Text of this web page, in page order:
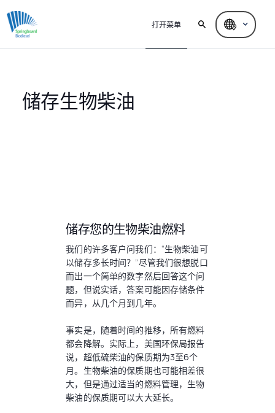
打开菜单
储存生物柴油
储存您的生物柴油燃料
我们的许多客户问我们：“生物柴油可
以储存多长时间？”尽管我们很想脱口
而出一个简单的数字然后回答这个问
题，但说实话，答案可能因存储条件
而异，从几个月到几年。
事实是，随着时间的推移，所有燃料
都会降解。实际上，美国环保局报告
说，超低硫柴油的保质期为3至6个
月。生物柴油的保质期也可能相差很
大，但是通过适当的燃料管理，生物
柴油的保质期可以大大延长。